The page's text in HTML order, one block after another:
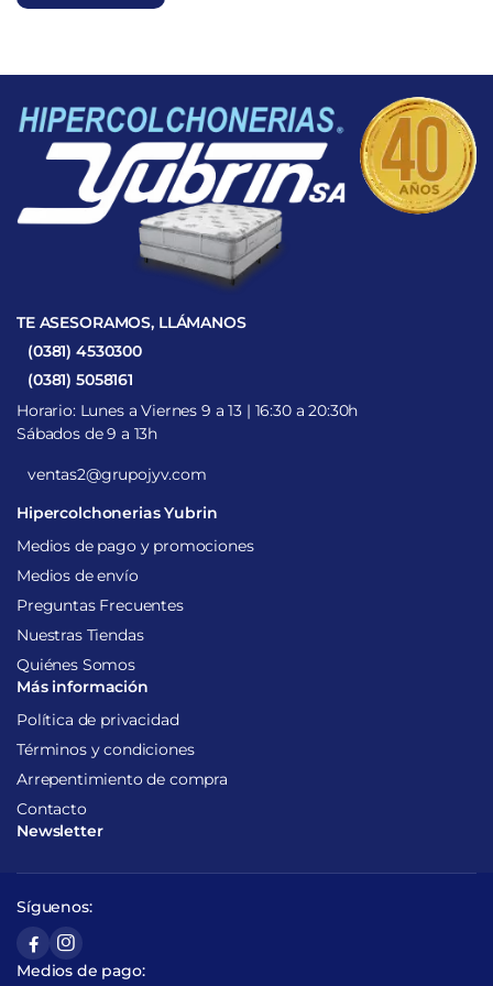
TE ASESORAMOS, LLÁMANOS
(0381) 4530300
(0381) 5058161
Horario: Lunes a Viernes 9 a 13 | 16:30 a 20:30h
Sábados de 9 a 13h
ventas2@grupojyv.com
Hipercolchonerias Yubrin
Medios de pago y promociones
Medios de envío
Preguntas Frecuentes
Nuestras Tiendas
Quiénes Somos
Más información
Política de privacidad
Términos y condiciones
Arrepentimiento de compra
Contacto
Newsletter
Síguenos:
Medios de pago: